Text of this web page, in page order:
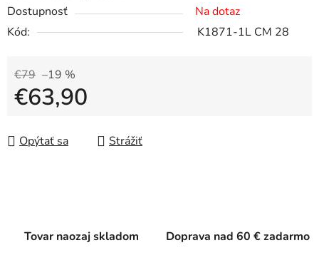
Dostupnosť
Na dotaz
Kód:
K1871-1L CM 28
€79 –19 %
€63,90
Opýtať sa
Strážiť
Tovar naozaj skladom Doprava nad 60 € zadarmo